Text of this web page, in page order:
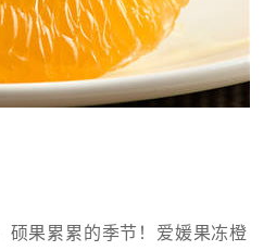
硕果累累的季节！爱媛果冻橙